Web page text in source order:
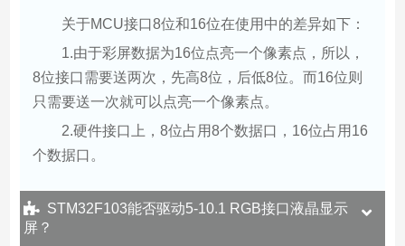
关于MCU接口8位和16位在使用中的差异如下：
1.由于彩屏数据为16位点亮一个像素点，所以，
8位接口需要送两次，先高8位，后低8位。而16位则
只需要送一次就可以点亮一个像素点。
2.硬件接口上，8位占用8个数据口，16位占用16
个数据口。
STM32F103能否驱动5-10.1 RGB接口液晶显示
屏？